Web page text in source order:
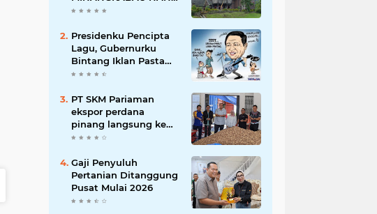
ELOK
Presidenku Pencipta
Lagu, Gubernurku
Bintang Iklan Pasta
Gigi
PT SKM Pariaman
ekspor perdana
pinang langsung ke
India
Gaji Penyuluh
Pertanian Ditanggung
Pusat Mulai 2026